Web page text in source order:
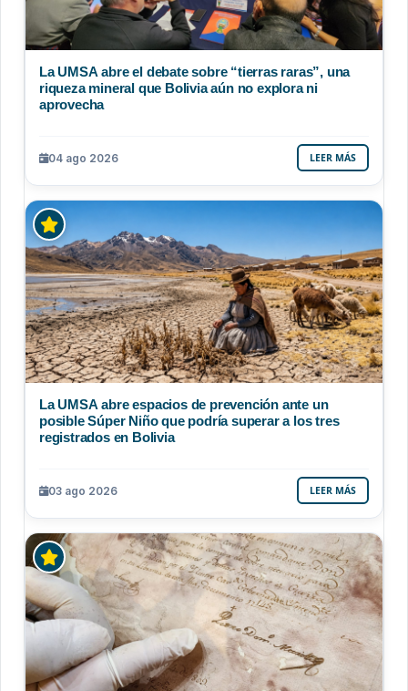
La UMSA abre el debate sobre “tierras raras”, una
riqueza mineral que Bolivia aún no explora ni
aprovecha
04 ago 2026 LEER MÁS
La UMSA abre espacios de prevención ante un
posible Súper Niño que podría superar a los tres
registrados en Bolivia
03 ago 2026 LEER MÁS